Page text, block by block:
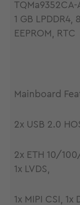
1 GB LPDDR4,
EEPROM, RTC
Mainboard
2x USB 2.0
2x ETH 10/
1x LVDS,
1x MIPI CSI, 1x